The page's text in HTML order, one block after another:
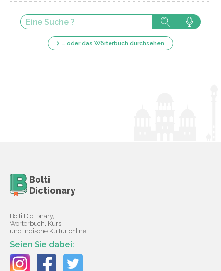
… oder das Wörterbuch durchsehen
Bolti
Dictionary
Bolti Dictionary,
Wörterbuch, Kurs
und indische Kultur online
Seien Sie dabei: